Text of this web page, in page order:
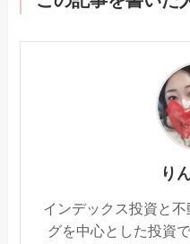
り
インデックス投資と
グを中心とした投資